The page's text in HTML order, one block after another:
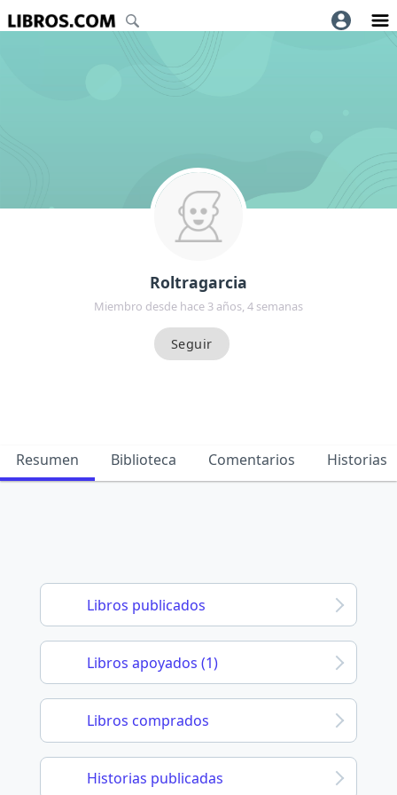
Roltragarcia
Miembro desde hace 3 años, 4 semanas
Resumen Biblioteca Comentarios Historias
Libros publicados
Libros apoyados (1)
Libros comprados
Historias publicadas